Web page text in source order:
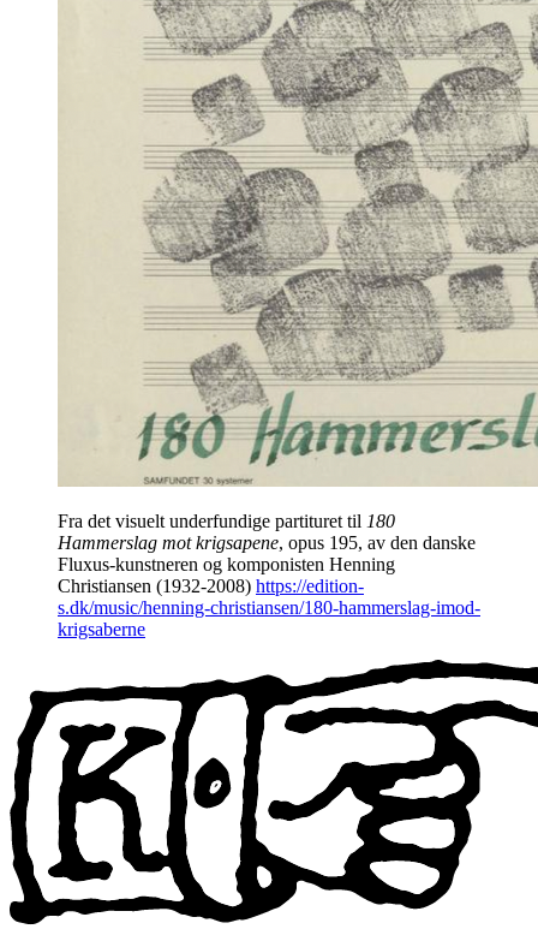
Fra det visuelt underfundige partituret til 180
Hammerslag mot krigsapene, opus 195, av den danske
Fluxus-kunstneren og komponisten Henning
Christiansen (1932-2008) https://edition-
s.dk/music/henning-christiansen/180-hammerslag-imod-
krigsaberne